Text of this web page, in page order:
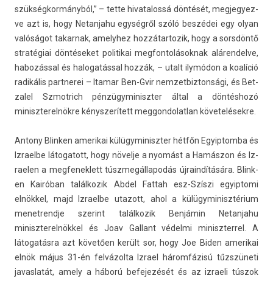
szükségkormányból,” – tette hivatalossá döntését, meg­jegyez­
ve azt is, hogy Netan­jahu egységről szóló beszédei egy olyan
valóságot takar­nak, amelyhez hoz­zátar­tozik, hogy a sorsdöntő
stratégiai döntéseket politikai meg­fontolások­nak al­áren­delve,
habozással és halogatáss­al hozzák, – utalt ilymódon a koalíció
radikális partnerei – Itamar Ben-Gvir nem­zetbiz­tonsági, és Bet­
zalel Szmot­rich pén­zügyminiszt­er által a döntéshozó
miniszterel­nökre kénys­zerített meg­gondolat­lan követelésekre.
An­tony Blink­en amerikai külügyminiszt­er hétfőn Egyip­tomba és
Iz­rael­be látogatott, hogy növelje a nyomást a Hamászon és Iz­
rael­en a meg­fenek­lett túszmegál­lapodás újrain­dítására. Blink­
en Kairóban talál­kozik Abdel Fat­tah esz-Szíszi egyip­tomi
elnökkel, majd Iz­rael­be utazott, ahol a külügyminisztérium
menet­rendje szerint talál­kozik Benjámin Netan­jahu
miniszterel­nökkel és Joav Gal­lant védelmi miniszter­rel. A
látogatásra azt követően került sor, hogy Joe Biden amerikai
elnök május 31-én felvázolta Iz­rael háromfázisú tűzszüneti
javas­latát, amely a háború be­fejezését és az iz­raeli túszok